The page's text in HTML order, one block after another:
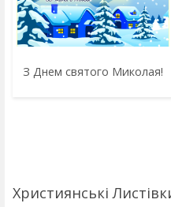
З Днем святого Миколая!
Християнські